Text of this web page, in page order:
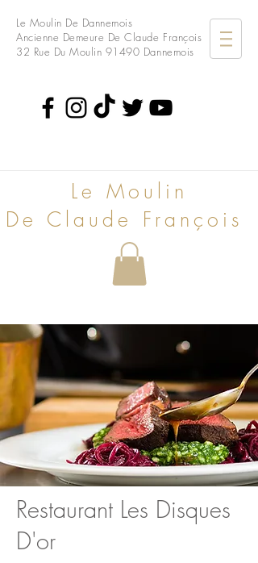
Le Moulin De Dannemois
Ancienne Demeure De Claude François
32 Rue Du Moulin 91490 Dannemois
Le Moulin
De Claude François
Restaurant Les Disques
D'or